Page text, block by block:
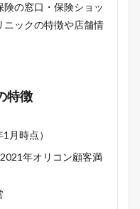
の窓口・保険ショッ
ニックの特徴や店舗情
特徴
月時点）
年オリコン顧客満